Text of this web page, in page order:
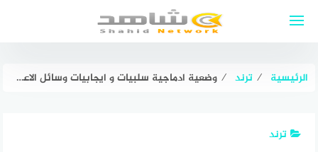
الرئيسية ⁄ ترند ⁄ وضعية ادماجية سلبيات و ايجابيات وسائل الاعلام نص حجاجي
ترند